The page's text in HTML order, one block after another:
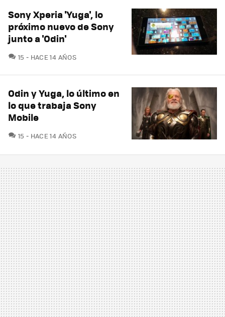
Sony Xperia 'Yuga', lo
próximo nuevo de Sony
junto a 'Odin'
15 COMENTARIOS
HACE 14 AÑOS
Odin y Yuga, lo último en
lo que trabaja Sony
Mobile
15 COMENTARIOS
HACE 14 AÑOS